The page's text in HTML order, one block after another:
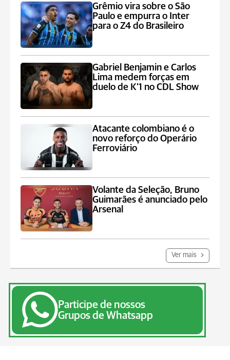
Grêmio vira sobre o São
Paulo e empurra o Inter
para o Z4 do Brasileiro
Gabriel Benjamin e Carlos
Lima medem forças em
duelo de K’1 no CDL Show
Atacante colombiano é o
novo reforço do Operário
Ferroviário
Volante da Seleção, Bruno
Guimarães é anunciado pelo
Arsenal
Ver mais
Participe de nossos
Grupos de Whatsapp